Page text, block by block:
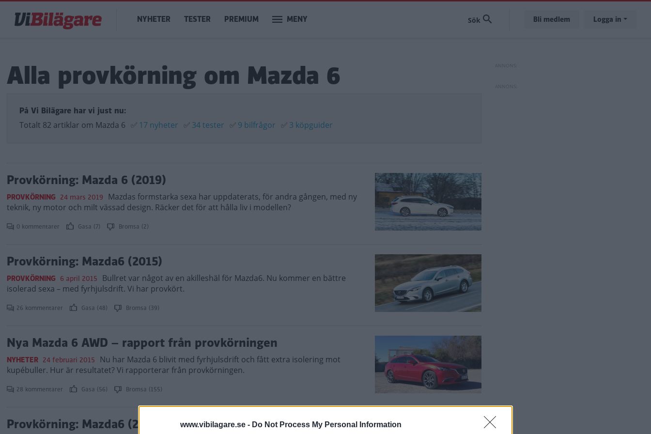
www.vibilagare.se - Do Not Process My Personal Information
huvudinnehåll
Main
navigation
NYHETER TESTER PREMIUM MENY Bli medlem Logga in
Alla provkörning om Mazda 6
På Vi Bilägare har vi just nu:
Totalt 82 artiklar om Mazda 6 ✅ 17 nyheter ✅ 34 tester ✅ 9 bilfrågor ✅ 3 köpguider
Provkörning: Mazda 6 (2019)
PROVKÖRNING 24 mars 2019 Mazdas formstarka sexa har uppdaterats, för andra gången, med ny
teknik, ny motor och milt vässad design. Räcker det för att hålla liv i modellen?
0 kommentarer Gasa (7) Bromsa (2)
Provkörning: Mazda6 (2015)
PROVKÖRNING 6 april 2015 Bullret var något av en akilleshäl för Mazda6. Nu kommer en bättre
isolerad sexa – med fyrhjulsdrift. Vi har provkört.
26 kommentarer Gasa (48) Bromsa (39)
Nya Mazda 6 AWD – rapport från provkörningen
NYHETER 24 februari 2015 Nu har Mazda 6 blivit med fyrhjulsdrift och fått extra isolering mot
kupébuller. Hur är resultatet? Vi rapporterar från provkörningen.
28 kommentarer Gasa (56) Bromsa (155)
Provkörning: Mazda6 (2012)